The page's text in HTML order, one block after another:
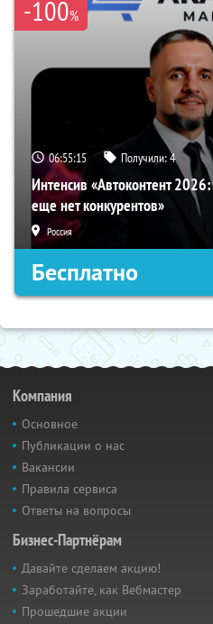
-100%
06:55:14 Получили:4
Интенсив «Автоконтент
еще нет конкурентов»
Россия
Бесплатно
Компания
Основное
Публикации о нас
Вакансии
Правила сервиса
Ответы на вопросы
Бизнес-Партнёрам
Давайте сделаем акцию!
Заработайте, как Вебмастер
Прошедшие акции